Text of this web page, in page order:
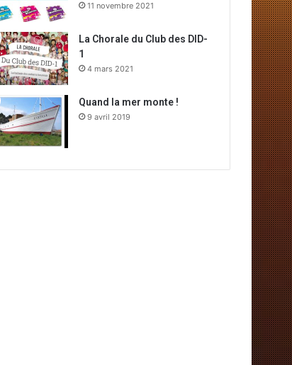
11 novembre 2021
La Chorale du Club des DID-
1
4 mars 2021
Quand la mer monte !
9 avril 2019